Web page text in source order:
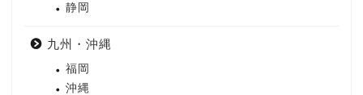
静岡
九州・沖縄
福岡
沖縄